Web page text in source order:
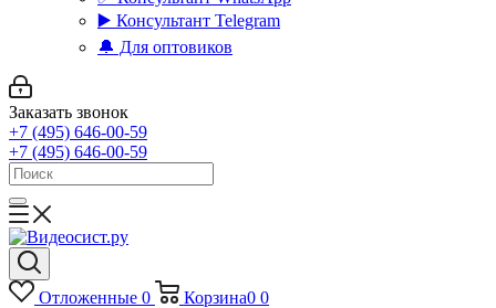
▶️ Консультант Telegram
🔔 Для оптовиков
Заказать звонок
+7 (495) 646-00-59
+7 (495) 646-00-59
Отложенные 0 Корзина0 0